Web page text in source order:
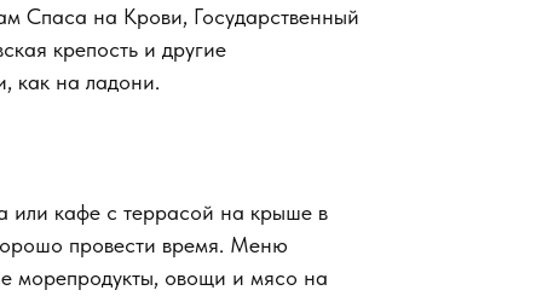
Спаса на Крови, Государственный
крепость и другие
как на ладони.
или кафе с террасой на крыше в
провести время. Меню
морепродукты, овощи и мясо на